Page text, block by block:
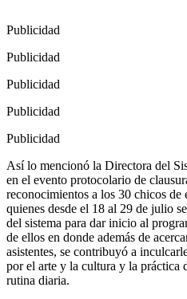
Publicidad
Publicidad
Publicidad
Publicidad
Publicidad
Así lo mencionó la Directora del
en el evento protocolario de
reconocimientos a los 30 chicos de
quienes desde el 18 al 29 de julio
del sistema para dar inicio al
de ellos en donde además de
asistentes, se contribuyó a
por el arte y la cultura y la práctica
rutina diaria.